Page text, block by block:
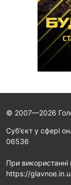
© 2007—2026
Cуб'єкт у сфері
06536
При використанні
https://